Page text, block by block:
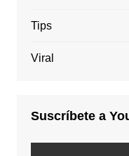
Tips
Viral
Suscríbete a